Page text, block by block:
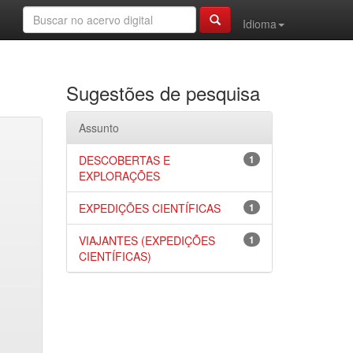
Idioma
Sugestões de pesquisa
Assunto
1
DESCOBERTAS E
EXPLORAÇÕES
1
EXPEDIÇÕES CIENTÍFICAS
1
VIAJANTES (EXPEDIÇÕES
CIENTÍFICAS)